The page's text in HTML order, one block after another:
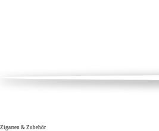
Zigarren & Zubehör